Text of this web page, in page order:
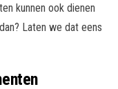
kunnen ook dienen
Laten we dat eens